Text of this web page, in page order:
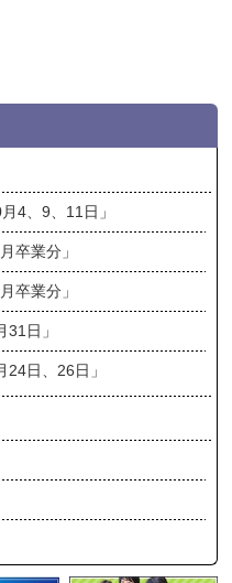
4、9、11日」
卒業分」
卒業分」
日」
日、26日」